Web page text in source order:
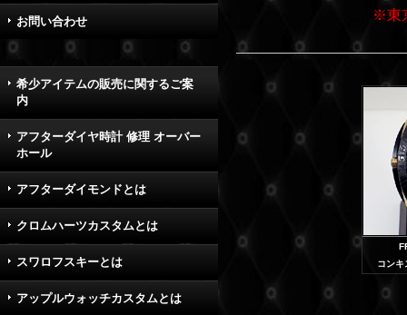
お問い合わせ
希少アイテムの販売に関するご案
内
アフターダイヤ時計 修理 オーバー
ホール
アフターダイモンドとは
クロムハーツカスタムとは
スワロフスキーとは
アップルウォッチカスタムとは
※東
コンキ